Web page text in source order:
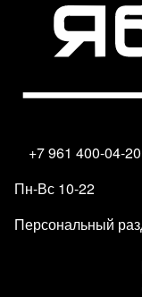
+7 961 400-04-20
Пн-Вс 10-22
Персональный